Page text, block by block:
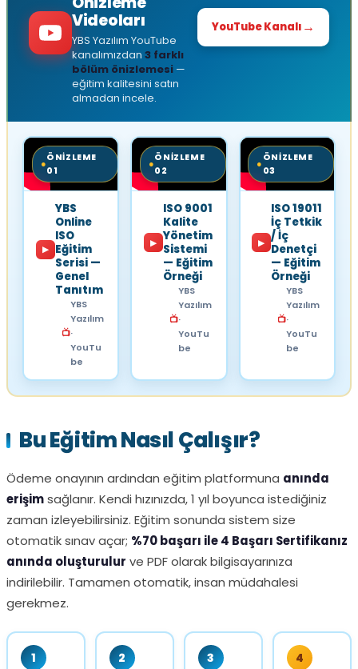
Videoları
YBS Yazılım YouTube
kanalımızdan 3 farklı
bölüm önizlemesi —
eğitim kalitesini satın
almadan incele.
YouTube Kanalı →
●
ÖNIZLEME
01
▶
YBS
Online
ISO
Eğitim
Serisi —
Genel
Tanıtım
📺
YBS
Yazılım
·
YouTu
be
●
ÖNIZLEME
02
▶
ISO 9001
Kalite
Yönetim
Sistemi
— Eğitim
Örneği
📺
YBS
Yazılım
·
YouTu
be
●
ÖNIZLEME
03
▶
ISO 19011
İç Tetkik
/ İç
Denetçi
— Eğitim
Örneği
📺
YBS
Yazılım
·
YouTu
be
Bu Eğitim Nasıl Çalışır?
Ödeme onayının ardından eğitim platformuna anında
erişimsağlanır. Kendi hızınızda, 1 yıl boyunca istediğiniz
zaman izleyebilirsiniz. Eğitim sonunda sistem size
otomatik sınav açar; %70 başarı ile 4 Başarı Sertifikanız
anında oluşturulur ve PDF olarak bilgisayarınıza
indirilebilir. Tamamen otomatik, insan müdahalesi
gerekmez.
1
2
3
4